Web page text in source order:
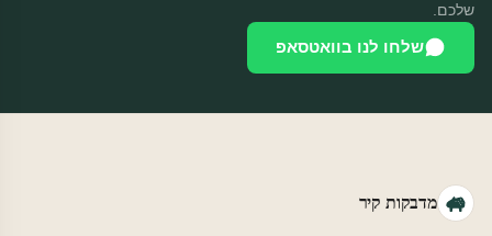
שלכם.
שלחו לנו בוואטסאפ
מדבקות קיר